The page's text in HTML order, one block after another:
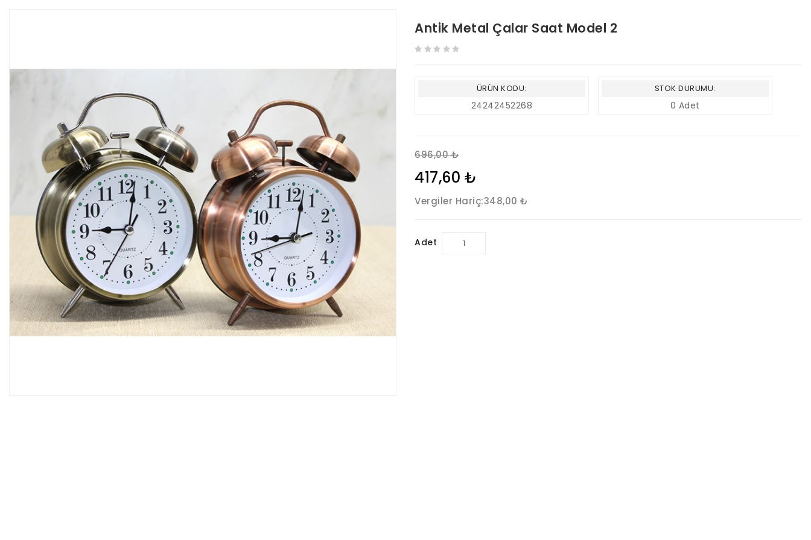
Antik Metal Çalar Saat Model 2
ÜRÜN KODU:
24242452268
STOK DURUMU:
0 Adet
696,00 ₺
417,60 ₺
Vergiler Hariç:348,00 ₺
Adet